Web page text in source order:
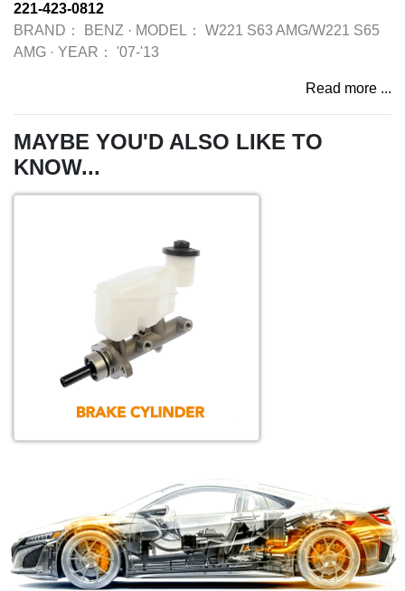
221-423-0812
BRAND：
BENZ · MODEL：
W221 S63 AMG/W221 S65
AMG · YEAR： '07-'13
Read more ...
MAYBE YOU'D ALSO LIKE TO
KNOW...